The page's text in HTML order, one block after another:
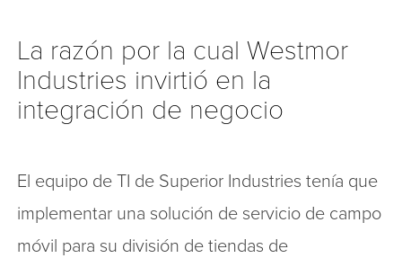
La razón por la cual Westmor
Industries invirtió en la
integración de negocio
El equipo de TI de Superior Industries tenía que
implementar una solución de servicio de campo
móvil para su división de tiendas de